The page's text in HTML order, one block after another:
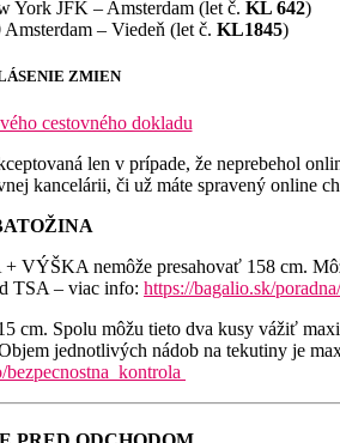
York JFK – Amsterdam (let č. KL 642)
– Viedeň (let č. KL1845)
ZMIEN
cestovného dokladu
len v prípade, že neprebehol
kancelárii, či už máte spravený online
VÝŠKA nemôže presahovať 158 cm.
TSA – viac info: https://bagalio.sk/
Spolu môžu tieto dva kusy vážiť
jednotlivých nádob na tekutiny je